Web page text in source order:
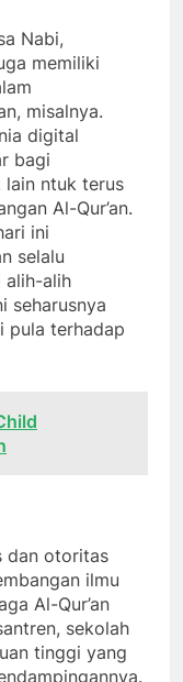
Nabi,
memiliki
misalnya.
digital
bagi
lain ntuk terus
Al-Qur’an.
ini
selalu
alih-alih
seharusnya
pula terhadap
dan otoritas
ilmu
Al-Qur’an
sekolah
tinggi yang